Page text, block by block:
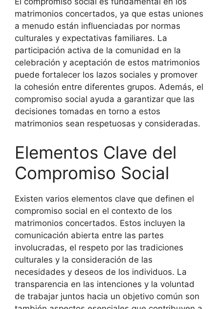
matrimonios concertados, ya que estas uniones
a menudo están influenciadas por normas
culturales y expectativas familiares. La
participación activa de la comunidad en la
celebración y aceptación de estos matrimonios
puede fortalecer los lazos sociales y promover
la cohesión entre diferentes grupos. Además, el
compromiso social ayuda a garantizar que las
decisiones tomadas en torno a estos
matrimonios sean respetuosas y consideradas.
Elementos Clave del
Compromiso Social
Existen varios elementos clave que definen el
compromiso social en el contexto de los
matrimonios concertados. Estos incluyen la
comunicación abierta entre las partes
involucradas, el respeto por las tradiciones
culturales y la consideración de las
necesidades y deseos de los individuos. La
transparencia en las intenciones y la voluntad
de trabajar juntos hacia un objetivo común son